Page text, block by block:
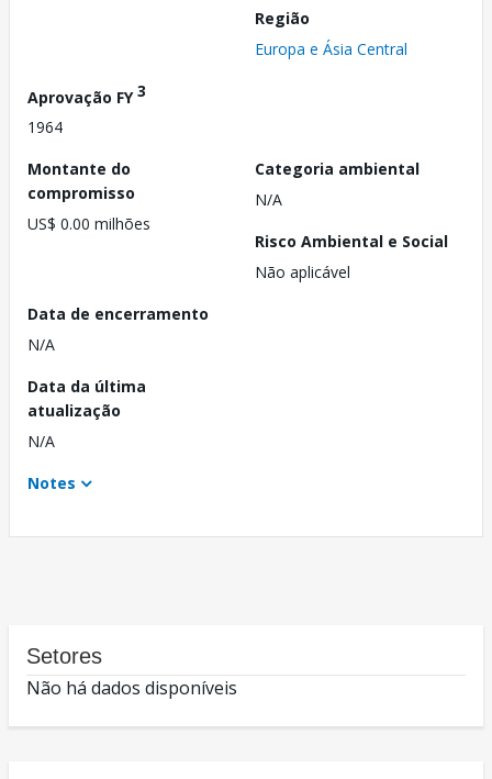
Região
Europa e Ásia Central
Aprovação FY3
1964
Montante do
compromisso
US$ 0.00 milhões
Categoria ambiental
N/A
Risco Ambiental e Social
Não aplicável
Data de encerramento
N/A
Data da última
atualização
N/A
Notes
Setores
Não há dados disponíveis